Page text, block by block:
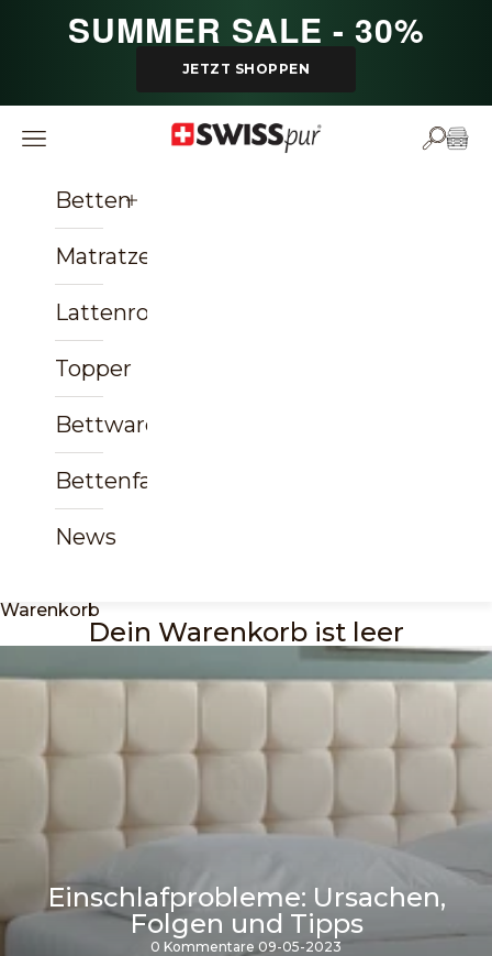
SUMMER SALE - 30%
JETZT SHOPPEN
SWISSpur
Navigationsmenü öffnen Suche
Betten
Matratzen
Lattenroste
Topper
Bettwaren
Bettenfachgeschäft
News
Warenkorb
Dein Warenkorb ist leer
Einschlafprobleme: Ursachen,
Folgen und Tipps
0 Kommentare 09-05-2023